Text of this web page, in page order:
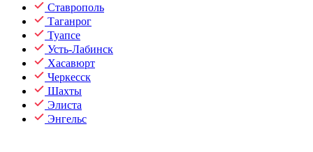
Ставрополь
Таганрог
Туапсе
Усть-Лабинск
Хасавюрт
Черкесск
Шахты
Элиста
Энгельс